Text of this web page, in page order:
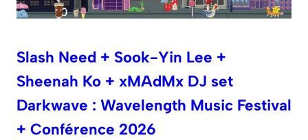
Slash Need + Sook-Yin Lee +
Sheenah Ko + xMAdMx DJ set
Darkwave : Wavelength Music Festival
+ Conférence 2026